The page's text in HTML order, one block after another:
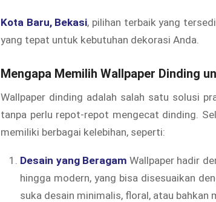
Kota Baru, Bekasi, pilihan terbaik yang
yang tepat untuk kebutuhan dekorasi Anda.
Mengapa Memilih Wallpaper Dinding
Wallpaper dinding adalah salah satu solusi
tanpa perlu repot-repot mengecat dinding.
memiliki berbagai kelebihan, seperti:
Desain yang Beragam Wallpaper hadir
hingga modern, yang bisa disesuaikan
suka desain minimalis, floral, atau bahkan